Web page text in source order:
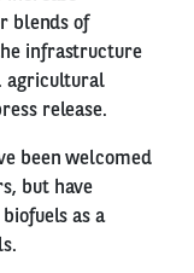
blends of
infrastructure
agricultural
release.
been welcomed
but have
as a